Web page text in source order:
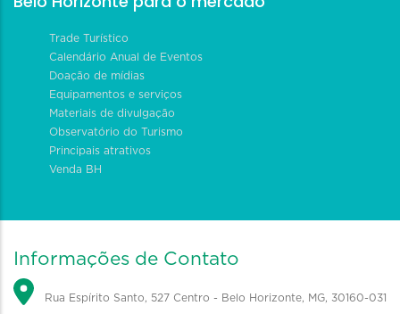
Trade Turístico
Calendário Anual de Eventos
Doação de mídias
Equipamentos e serviços
Materiais de divulgação
Observatório do Turismo
Principais atrativos
Venda BH
Informações de Contato
Rua Espírito Santo, 527 Centro - Belo Horizonte, MG, 30160-031